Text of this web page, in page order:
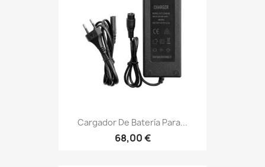
Cargador De Batería Para...
68,00 €